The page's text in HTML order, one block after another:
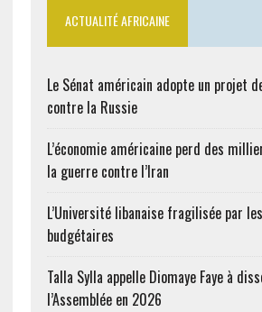
ACTUALITÉ AFRICAINE
Le Sénat américain adopte un projet
contre la Russie
L’économie américaine perd des
la guerre contre l’Iran
L’Université libanaise fragilisée par
budgétaires
Talla Sylla appelle Diomaye Faye à
l’Assemblée en 2026